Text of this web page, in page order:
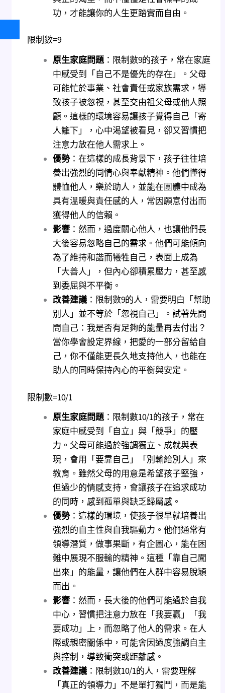
功，才能讓你的人生更踏實而自由。
限制數=9
原生家庭問題：限制數9的孩子，常在家庭
中感受到「自己不是優先的存在」。父母
可能忙於事業、社會責任或家族需求，導
致孩子被忽視，甚至交由祖父母或他人照
顧。這樣的環境容易讓孩子覺得自己「寄
人籬下」，心中渴望被看見，卻又習慣把
注意力放在他人需求上。
優勢：在這樣的成長背景下，孩子往往培
養出強烈的同情心與奉獻精神。他們懂得
體恤他人，樂於助人，並能在團體中成為
具有溫暖與責任感的人，常因願意付出而
獲得他人的信賴。
影響：然而，過度關心他人，也讓他們長
大後容易忽略自己的需求。他們可能傾向
為了維持和諧而犧牲自己，表面上成為
「大善人」，但內心卻積累壓力，甚至感
到委屈與不平衡。
改善建議：限制數9的人，需要明白「幫助
別人」並不等於「忽視自己」。試著先問
問自己：我是否有足夠的能量再去付出？
當你學會設定界線，把愛的一部分留給自
己，你不僅能更長久地支持他人，也能在
助人的同時保持內心的平衡與安定。
限制數=10/1
原生家庭問題：限制數10/1的孩子，常在
家庭中感受到「自立」與「競爭」的壓
力。父母可能過於強調獨立、成就與表
現，會用「要靠自己」「別輸給別人」來
教育。雖然父母的用意是希望孩子堅強，
但過少的情感支持，會讓孩子在追求成功
的同時，感到孤單與缺乏歸屬感。
優勢：這樣的環境，使孩子很早就培養出
強烈的自主性與自我驅動力。他們通常有
領導潛質，做事果斷，有企圖心，能在困
難中展現不服輸的精神。這種「靠自己闖
出來」的能量，讓他們在人群中容易脫穎
而出。
影響：然而，長大後的他們可能過於自我
中心，習慣把注意力放在「我要贏」「我
要成功」上，而忽略了他人的需求。在人
際或親密關係中，可能會因過度強調自主
與控制，導致衝突或距離感。
改善建議：限制數10/1的人，需要理解
「真正的領導力」不是單打獨鬥，而是能